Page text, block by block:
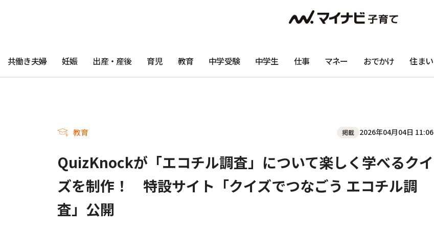
共働き夫婦 妊娠 出産・産後 育児 教育 中学受験 中学生 仕事 マネー おでかけ 住まい
教育 掲載 2026年04月04日 11:06
QuizKnockが「エコチル調査」について楽しく学べるクイ
ズを制作！ 特設サイト「クイズでつなごう エコチル調
査」公開